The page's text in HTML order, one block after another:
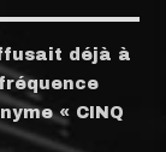
déjà à
« CINQ